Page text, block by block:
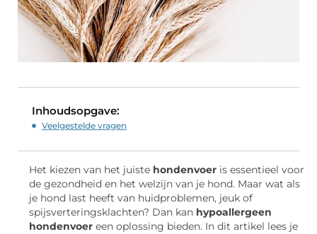
Inhoudsopgave:
Veelgestelde vragen
Het kiezen van het juiste hondenvoer is essentieel voor
de gezondheid en het welzijn van je hond. Maar wat als
je hond last heeft van huidproblemen, jeuk of
spijsverteringsklachten? Dan kan hypoallergeen
hondenvoer een oplossing bieden. In dit artikel lees je